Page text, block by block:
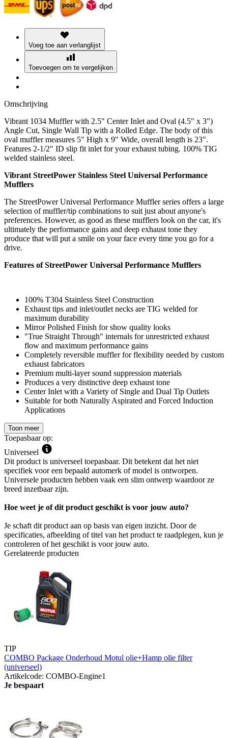
Voeg toe aan verlanglijst
Toevoegen om te vergelijken
Omschrijving
Vibrant 1034 Muffler with 2.5" Center Inlet and Oval (4.5" x 3")
Angle Cut, Single Wall Tip with a Rolled Edge. The body of this
oval muffler measures 5" High x 9" Wide, overall length is 23".
Features 2-1/2" ID slip fit inlet for your exhaust tubing. 100% TIG
welded stainless steel.
Vibrant StreetPower Stainless Steel Universal Performance
Mufflers
The StreetPower Universal Performance Muffler series offers a large
selection of muffler/tip combinations to suit just about anyone's
preferences. However, as good as these mufflers look on the car, it's
ultimately the performance gains and deep exhaust tone they
produce that will put a smile on your face every time you go for a
drive.
Features of StreetPower Universal Performance Mufflers
100% T304 Stainless Steel Construction
Exhaust tips and inlet/outlet necks are TIG welded for
maximum durability
Mirror Polished Finish for show quality looks
"True Straight Through" internals for unrestricted exhaust
flow and maximum performance gains
Completely reversible muffler for flexibility needed by custom
exhaust fabricators
Premium multi-layer sound suppression materials
Produces a very distinctive deep exhaust tone
Center Inlet with a Variety of Single and Dual Tip Outlets
Suitable for both Naturally Aspirated and Forced Induction
Applications
Toon meer
Toepasbaar op:
Universeel
Dit product is universeel toepasbaar. Dit betekent dat het niet
specifiek voor een bepaald automerk of model is ontworpen.
Universele producten hebben vaak een slim ontwerp waardoor ze
breed inzetbaar zijn.
Hoe weet je of dit product geschikt is voor jouw auto?
Je schaft dit product aan op basis van eigen inzicht. Door de
specificaties, afbeelding of titel van het product te raadplegen, kun je
controleren of het geschikt is voor jouw auto.
Gerelateerde producten
TIP
COMBO Package Onderhoud Motul olie+Hamp olie filter
(universeel)
Artikelcode: COMBO-Engine1
Je bespaart